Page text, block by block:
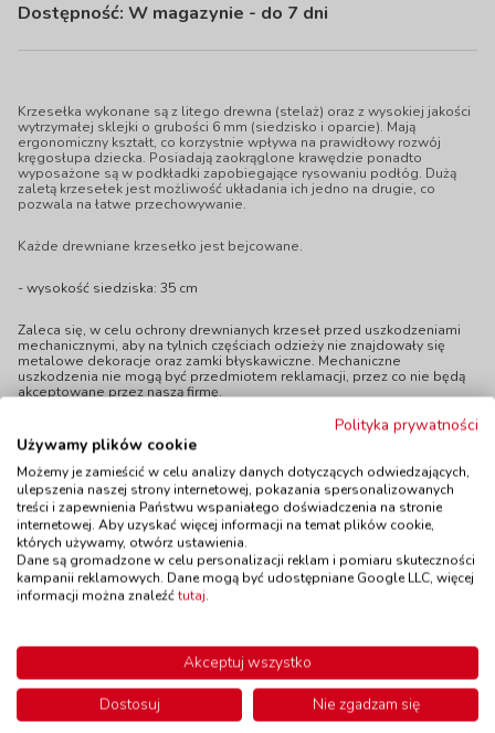
Dostępność: W magazynie - do 7 dni
Krzesełka wykonane są z litego drewna (stelaż) oraz z wysokiej jakości
wytrzymałej sklejki o grubości 6 mm (siedzisko i oparcie). Mają
ergonomiczny kształt, co korzystnie wpływa na prawidłowy rozwój
kręgosłupa dziecka. Posiadają zaokrąglone krawędzie ponadto
wyposażone są w podkładki zapobiegające rysowaniu podłóg. Dużą
zaletą krzesełek jest możliwość układania ich jedno na drugie, co
pozwala na łatwe przechowywanie.
Każde drewniane krzesełko jest bejcowane.
- wysokość siedziska: 35 cm
Zaleca się, w celu ochrony drewnianych krzeseł przed uszkodzeniami
mechanicznymi, aby na tylnich częściach odzieży nie znajdowały się
metalowe dekoracje oraz zamki błyskawiczne. Mechaniczne
uszkodzenia nie mogą być przedmiotem reklamacji, przez co nie będą
akceptowane przez naszą firmę.
Polecamy
Krzesełko
drewniane BUK -
wysokość 26 cm -
żółte
kod: MH1026L
Krzesełko
drewniane BUK -
wysokość 31 cm -
pomarańczowe
kod: MH1030O
Polityka prywatności
Używamy plików cookie
Możemy je zamieścić w celu analizy danych dotyczących odwiedzających,
ulepszenia naszej strony internetowej, pokazania spersonalizowanych
treści i zapewnienia Państwu wspaniałego doświadczenia na stronie
internetowej. Aby uzyskać więcej informacji na temat plików cookie,
których używamy, otwórz ustawienia.
Dane są gromadzone w celu personalizacji reklam i pomiaru skuteczności
kampanii reklamowych. Dane mogą być udostępniane Google LLC, więcej
informacji można znaleźćtutaj.
Akceptuj wszystko
Dostosuj
Nie zgadzam się